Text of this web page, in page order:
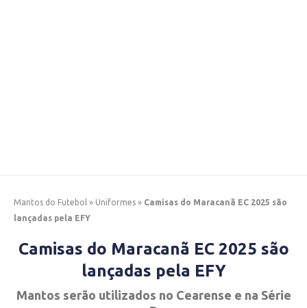
Mantos do Futebol » Uniformes » Camisas do Maracanã EC 2025 são
lançadas pela EFY
Camisas do Maracanã EC 2025 são
lançadas pela EFY
Mantos serão utilizados no Cearense e na Série